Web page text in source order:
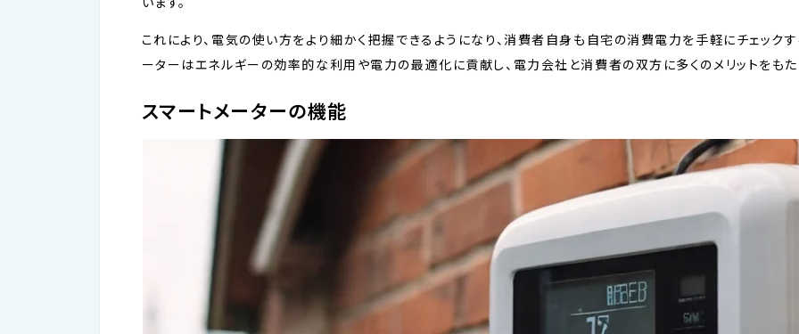
これにより、電気の使い方をより細かく把握できるようになり、消費者自身も自宅の消費電力を手軽にチェックす
ーターはエネルギーの効率的な利用や電力の最適化に貢献し、電力会社と消費者の双方に多くのメリットをも
スマートメーターの機能